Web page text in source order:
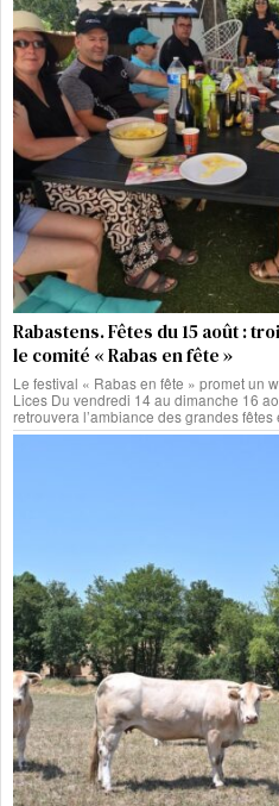
Rabastens. Fêtes du 15 août :
le comité « Rabas en fête »
Le festival « Rabas en fête » promet un
Lices Du vendredi 14 au dimanche 16
retrouvera l’ambiance des grandes fêtes